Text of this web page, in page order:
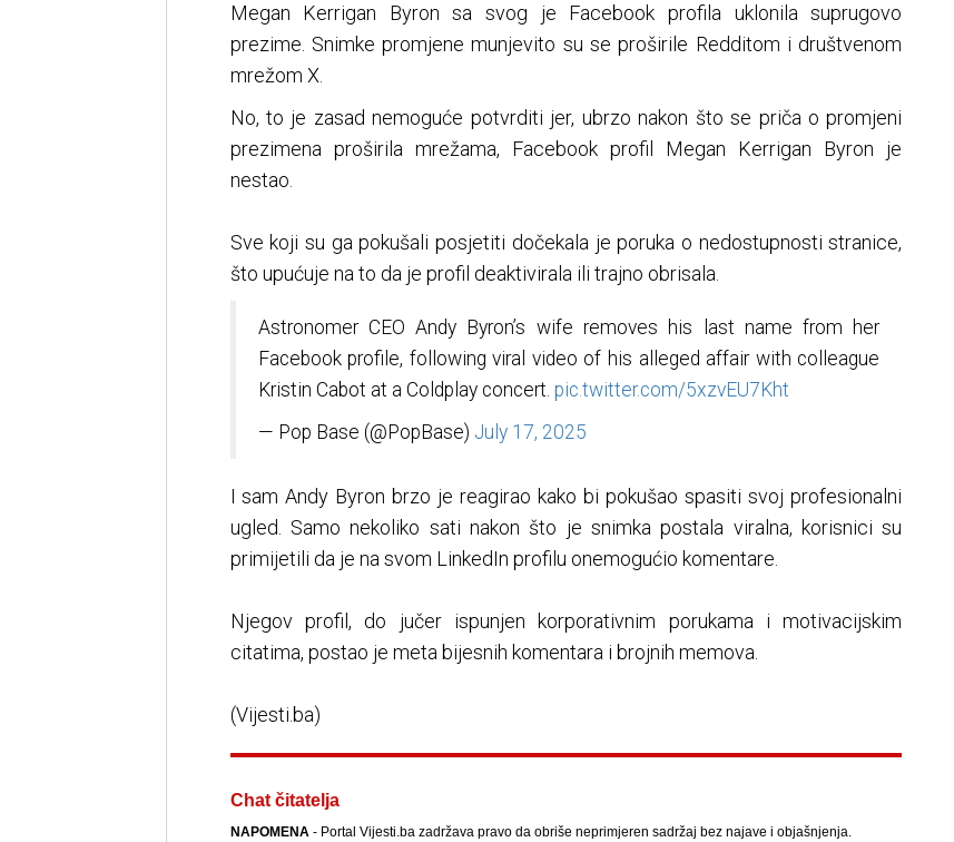
Megan Kerrigan Byron sa svog je Facebook profila uklonila suprugovo
prezime. Snimke promjene munjevito su se proširile Redditom i društvenom
mrežom X.
No, to je zasad nemoguće potvrditi jer, ubrzo nakon što se priča o promjeni
prezimena proširila mrežama, Facebook profil Megan Kerrigan Byron je
nestao.
Sve koji su ga pokušali posjetiti dočekala je poruka o nedostupnosti stranice,
što upućuje na to da je profil deaktivirala ili trajno obrisala.
Astronomer CEO Andy Byron’s wife removes his last name from her
Facebook profile, following viral video of his alleged affair with colleague
Kristin Cabot at a Coldplay concert. pic.twitter.com/5xzvEU7Kht
— Pop Base (@PopBase) July 17, 2025
I sam Andy Byron brzo je reagirao kako bi pokušao spasiti svoj profesionalni
ugled. Samo nekoliko sati nakon što je snimka postala viralna, korisnici su
primijetili da je na svom LinkedIn profilu onemogućio komentare.
Njegov profil, do jučer ispunjen korporativnim porukama i motivacijskim
citatima, postao je meta bijesnih komentara i brojnih memova.
(Vijesti.ba)
Chat čitatelja
NAPOMENA- Portal Vijesti.ba zadržava pravo da obriše neprimjeren sadržaj bez najave i objašnjenja.